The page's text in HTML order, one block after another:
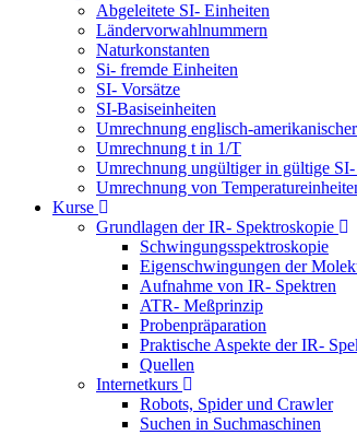
Abgeleitete SI- Einheiten
Ländervorwahlnummern
Naturkonstanten
Si- fremde Einheiten
SI- Vorsätze
SI-Basiseinheiten
Umrechnung englisch-
Umrechnung t in 1/T
Umrechnung ungültiger in gültige
Umrechnung von
Kurse
Grundlagen der IR- Spektroskopie
Schwingungsspektroskopie
Eigenschwingungen der
Aufnahme von IR- Spektren
ATR- Meßprinzip
Probenpräparation
Praktische Aspekte der IR-
Quellen
Internetkurs
Robots, Spider und Crawler
Suchen in Suchmaschinen